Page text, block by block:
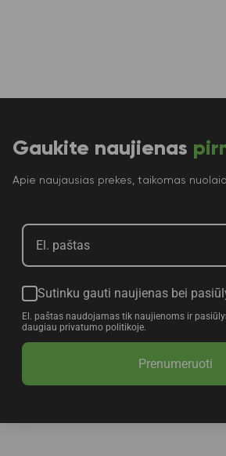
Gaukite naujienas
Apie naujausias prekes, taikomas
Sutinku gauti naujienas bei
El. paštas naudojamas tik naujienoms ir
daugiau privatumo politikoje.
Prenumeruoti